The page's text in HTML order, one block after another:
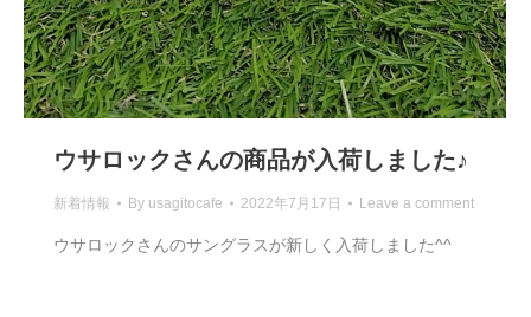
ウサロックさんの商品が入荷しました♪
新着情報 By usagitocafe 2022年7月17日 Leave a comment
ウサロックさんのサングラスが新しく入荷しました^^